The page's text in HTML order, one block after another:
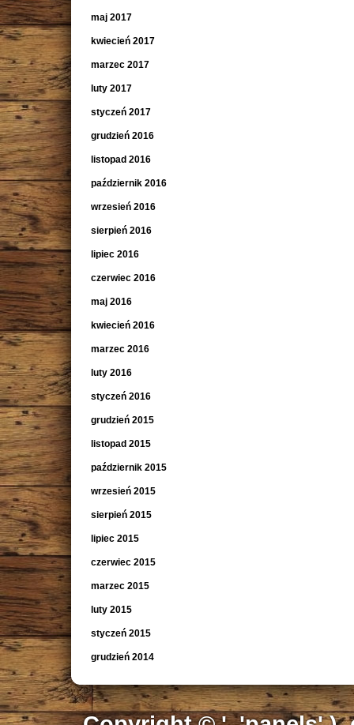
maj 2017
kwiecień 2017
marzec 2017
luty 2017
styczeń 2017
grudzień 2016
listopad 2016
październik 2016
wrzesień 2016
sierpień 2016
lipiec 2016
czerwiec 2016
maj 2016
kwiecień 2016
marzec 2016
luty 2016
styczeń 2016
grudzień 2015
listopad 2015
październik 2015
wrzesień 2015
sierpień 2015
lipiec 2015
czerwiec 2015
marzec 2015
luty 2015
styczeń 2015
grudzień 2014